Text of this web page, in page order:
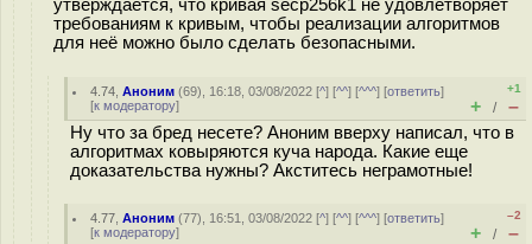
утверждается, что кривая secp256k1 не удовлетворяет
требованиям к кривым, чтобы реализации алгоритмов
для неё можно было сделать безопасными.
4.74 ,Аноним (69), 16:18, 03/08/2022 [^] [^^] [^^^] [ответить]
[к модератору]
+1
+ / –
Ну что за бред несете? Аноним вверху написал, что в
алгоритмах ковыряются куча народа. Какие еще
доказательства нужны? Акститесь неграмотные!
4.77 ,Аноним (77), 16:51, 03/08/2022 [^] [^^] [^^^] [ответить]
[к модератору]
–2
+ / –